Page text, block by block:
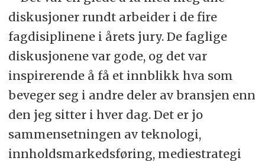
diskusjoner rundt arbeider i de fire
fagdisiplinene i årets jury. De faglige
diskusjonene var gode, og det var
inspirerende å få et innblikk hva som
beveger seg i andre deler av bransjen enn
den jeg sitter i hver dag. Det er jo
sammensetningen av teknologi,
innholdsmarkedsføring, mediestrategi